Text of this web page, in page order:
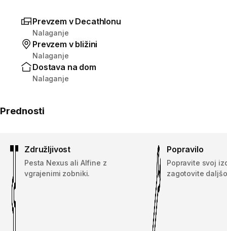
Prevzem v Decathlonu
Nalaganje
Prevzem v bližini
Nalaganje
Dostava na dom
Nalaganje
Prednosti
Združljivost
Pesta Nexus ali Alfine z
vgrajenimi zobniki.
Popravilo
Popravite svoj
zagotovite